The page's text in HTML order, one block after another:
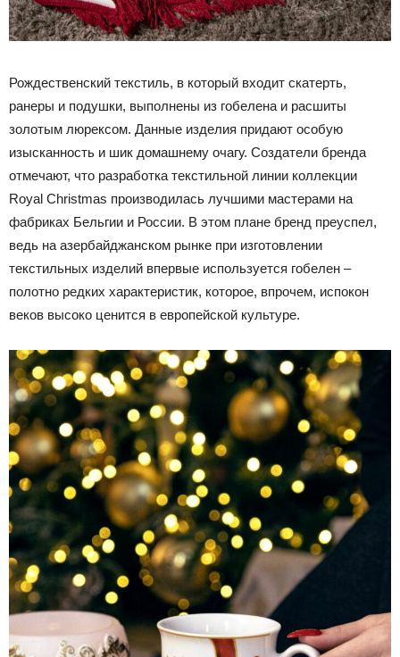
Рождественский текстиль, в который входит скатерть,
ранеры и подушки, выполнены из гобелена и расшиты
золотым люрексом. Данные изделия придают особую
изысканность и шик домашнему очагу. Создатели бренда
отмечают, что разработка текстильной линии коллекции
Royal Christmas производилась лучшими мастерами на
фабриках Бельгии и России. В этом плане бренд преуспел,
ведь на азербайджанском рынке при изготовлении
текстильных изделий впервые используется гобелен –
полотно редких характеристик, которое, впрочем, испокон
веков высоко ценится в европейской культуре.